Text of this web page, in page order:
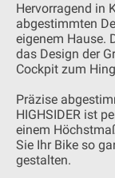
Hervorragend in
abgestimmten
eigenem Hause.
das Design der
Cockpit zum
Präzise
HIGHSIDER ist
einem
Sie Ihr Bike so
gestalten.